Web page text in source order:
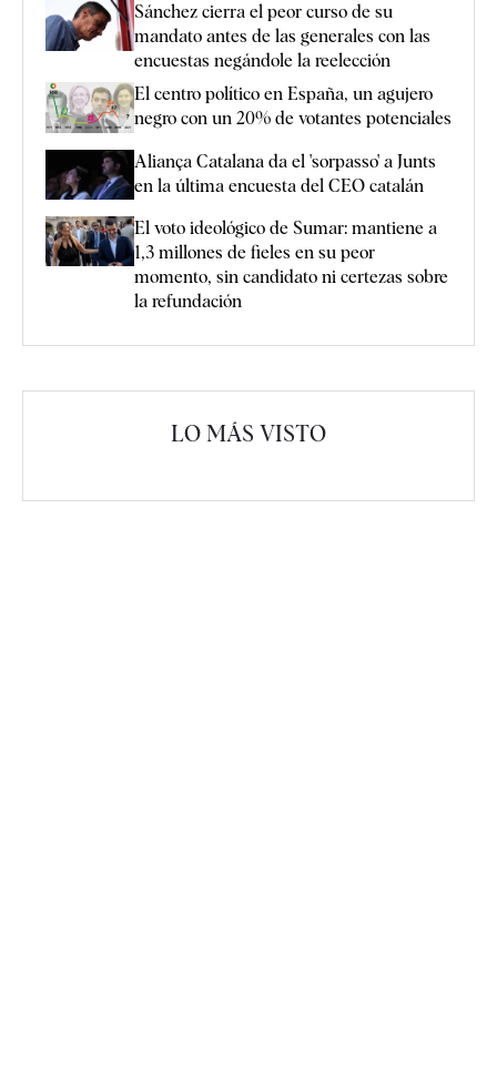
Sánchez cierra el peor curso de su
mandato antes de las generales con las
encuestas negándole la reelección
El centro político en España, un agujero
negro con un 20% de votantes potenciales
Aliança Catalana da el 'sorpasso' a Junts
en la última encuesta del CEO catalán
El voto ideológico de Sumar: mantiene a
1,3 millones de fieles en su peor
momento, sin candidato ni certezas sobre
la refundación
LO MÁS VISTO